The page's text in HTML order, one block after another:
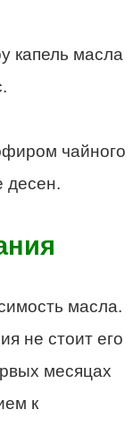
капель масла
чайного
десен.
масла.
не стоит его
месяцах
к